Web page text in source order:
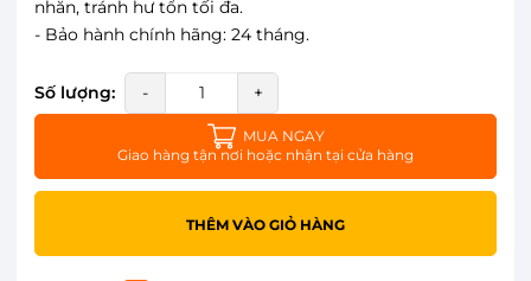
nhăn, tránh hư tổn tối đa.
- Bảo hành chính hãng: 24 tháng.
Số lượng: - +
MUA NGAY
Giao hàng tận nơi hoặc nhận tại cửa hàng
THÊM VÀO GIỎ HÀNG